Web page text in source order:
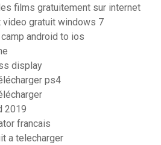
films gratuitement sur internet
gratuit windows 7
android to ios
display
ps4
2019
francais
a telecharger